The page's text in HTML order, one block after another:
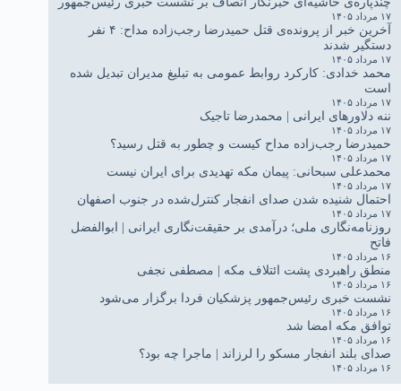
۱۷ مرداد ۱۴۰۵
آخرین خبر از پرونده‌ی قتل حمیدرضا رجب‌زاده مداح: ۴ نفر
دستگیر شدند
۱۷ مرداد ۱۴۰۵
محمد خدادی: کارکرد روابط عمومی به تبلیغ مدیران تبدیل شده
است
۱۷ مرداد ۱۴۰۵
ننه دلاورهای ایرانی | محمدرضا تاجیک
۱۷ مرداد ۱۴۰۵
حمیدرضا رجب‌زاده مداح کیست و چطور به قتل رسید؟
۱۷ مرداد ۱۴۰۵
محمدعلی سبحانی: پیمان مکه تهدیدی برای ایران نیست
۱۷ مرداد ۱۴۰۵
احتمال شنیده شدن صدای انفجار کنترل‌شده در جنوب اصفهان
۱۷ مرداد ۱۴۰۵
روزنامه‌نگاری ملی؛ درآمدی بر حقیقت‌نگاری ایرانی | ابوالفضل
فاتح
۱۶ مرداد ۱۴۰۵
منطق راهبردی پشت ائتلاف مکه | مصطفی نجفی
۱۶ مرداد ۱۴۰۵
نشست خبری رئیس‌جمهور پزشکیان فردا برگزار می‌شود
۱۶ مرداد ۱۴۰۵
توافق مکه امضا شد
۱۶ مرداد ۱۴۰۵
صدای بلند انفجار مسکو را لرزاند | ماجرا چه بود؟
۱۶ مرداد ۱۴۰۵